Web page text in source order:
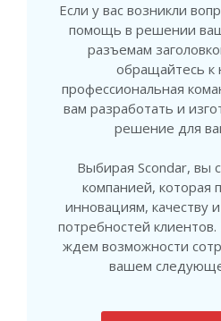
Если у вас возникли
помощь в решении
разъемам
обращайтесь к
профессиональная
вам разработать и
решение для
Выбирая Scondar, вы
компанией, которая
инновациям, качеству
потребностей
ждем возможности
вашем